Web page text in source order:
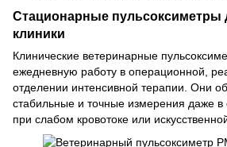
Стационарные пульсоксиметры
клиники
Клинические ветеринарные
ежедневную работу в операционной,
отделении интенсивной терапии. Они
стабильные и точные измерения даже
при слабом кровотоке или